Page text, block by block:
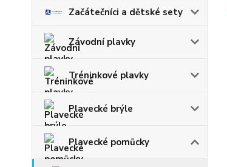
Začátečníci a dětské sety
Závodní plavky
Tréninkové plavky
Plavecké brýle
Plavecké pomůcky